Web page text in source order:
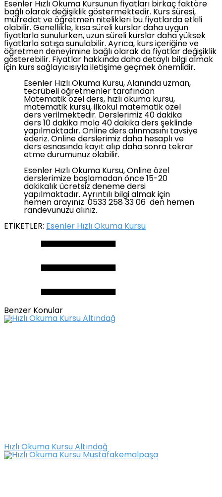
Esenler Hızlı Okuma Kursunun fiyatları birkaç faktöre
bağlı olarak değişiklik göstermektedir. Kurs süresi,
müfredat ve öğretmen nitelikleri bu fiyatlarda etkili
olabilir. Genellikle, kısa süreli kurslar daha uygun
fiyatlarla sunulurken, uzun süreli kurslar daha yüksek
fiyatlarla satışa sunulabilir. Ayrıca, kurs içeriğine ve
öğretmen deneyimine bağlı olarak da fiyatlar değişiklik
gösterebilir. Fiyatlar hakkında daha detaylı bilgi almak
için kurs sağlayıcısıyla iletişime geçmek önemlidir.
Esenler Hızlı Okuma Kursu, Alanında uzman,
tecrübeli öğretmenler tarafından
Matematik özel ders, hızlı okuma kursu,
matematik kursu, ilkokul matematik özel
ders verilmektedir. Derslerimiz 40 dakika
ders 10 dakika mola 40 dakika ders şeklinde
yapılmaktadır. Online ders alınmasını tavsiye
ederiz. Online derslerimiz daha hesaplı ve
ders esnasında kayıt alıp daha sonra tekrar
etme durumunuz olabilir.
Esenler Hızlı Okuma Kursu, Online özel
derslerimize başlamadan önce 15-20
dakikalık ücretsiz deneme dersi
yapılmaktadır. Ayrıntılı bilgi almak için
hemen arayınız. 0533 258 33 06 den hemen
randevunuzu alınız.
ETİKETLER: Esenler Hızlı Okuma Kursu
Benzer Konular
Hızlı Okuma Kursu Altındağ